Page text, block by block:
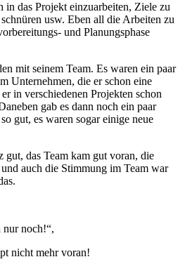
in das Projekt einzuarbeiten, Ziele zu
usw. Eben all die Arbeiten zu
und Planungsphase
mit seinem Team. Es waren ein paar
Unternehmen, die er schon eine
in verschiedenen Projekten schon
gab es dann noch ein paar
gut, es waren sogar einige neue
gut, das Team kam gut voran, die
auch die Stimmung im Team war
nur noch!“,
nicht mehr voran!